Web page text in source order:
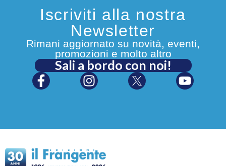
Iscriviti alla nostra
Newsletter
Rimani aggiornato su novità, eventi,
promozioni e molto altro
Sali a bordo con noi!